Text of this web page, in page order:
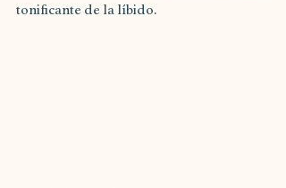
tonificante de la líbido.